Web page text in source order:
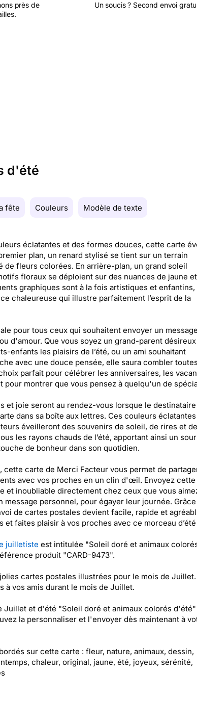
près de
Un soucis ? Second envoi
d'été
fête Couleurs Modèle de texte
éclatantes et des formes douces, cette carte
plan, un renard stylisé se tient sur un terrain
de fleurs colorées. En arrière-plan, un grand soleil
floraux se déploient sur des nuances de jaune et
graphiques sont à la fois artistiques et enfantins,
chaleureuse qui illustre parfaitement l’esprit de la
pour tous ceux qui souhaitent envoyer un message
d'amour. Que vous soyez un grand-parent
enfants les plaisirs de l’été, ou un ami souhaitant
avec une douce pensée, elle saura combler
parfait pour célébrer les anniversaires, les
pour montrer que vous pensez à quelqu'un de
et joie seront au rendez-vous lorsque le destinataire
dans sa boîte aux lettres. Ces couleurs
éveilleront des souvenirs de soleil, de rires et de
les rayons chauds de l’été, apportant ainsi un
de bonheur dans son quotidien.
cette carte de Merci Facteur vous permet de
avec vos proches en un clin d'œil. Envoyez cette
et inoubliable directement chez ceux que vous
message personnel, pour égayer leur journée. Grâce
de cartes postales devient facile, rapide et
et faites plaisir à vos proches avec ce morceau d’été
juilletiste est intitulée "Soleil doré et animaux
produit "CARD-9473".
cartes postales illustrées pour le mois de Juillet.
à vos amis durant le mois de Juillet.
Juillet et d'été "Soleil doré et animaux colorés
la personnaliser et l'envoyer dès maintenant à
sur cette carte : fleur, nature, animaux, dessin,
chaleur, original, jaune, été, joyeux, sérénité,